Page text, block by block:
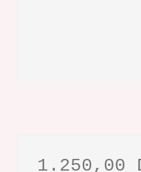
1.250,00